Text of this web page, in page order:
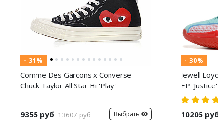
- 31%
Comme Des Garcons x Converse
Chuck Taylor All Star Hi 'Play'
9355 руб 13607 руб Выбрать
- 30%
Jewell
EP 'Justice'
10205 руб